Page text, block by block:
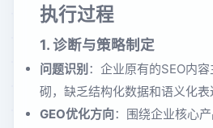
执行过程
1. 诊断与策略制定
问题识别 ：企业原有的SEO内
砌，缺乏结构化数据和语义化表
GEO优化方向：围绕企业核心